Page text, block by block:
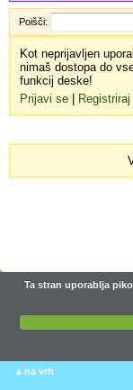
Poišči:
Kot neprijavljen
nimaš dostopa do
funkcij deske!
Prijavi se
▴ na vrh
Ta stran uporablja